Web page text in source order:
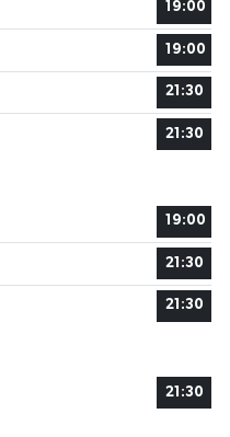
19:00
19:00
21:30
21:30
19:00
21:30
21:30
21:30